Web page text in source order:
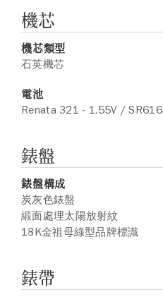
機芯
機芯類型
石英機芯
電池
Renata 321 - 1.55V /
錶盤
錶盤構成
炭灰色錶盤
緞面處理太陽放射紋
18K金祖母綠型品牌標識
錶帶